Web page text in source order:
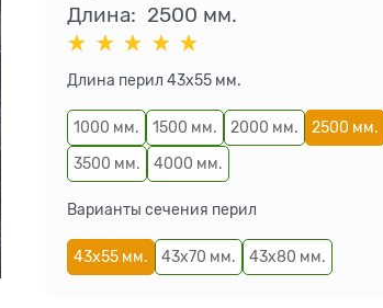
Длина: 2500 мм.
Длина перил 43х55 мм.
1000 мм. 1500 мм. 2000 мм. 2500 мм.
3500 мм. 4000 мм.
Варианты сечения перил
43х55 мм. 43х70 мм. 43х80 мм.